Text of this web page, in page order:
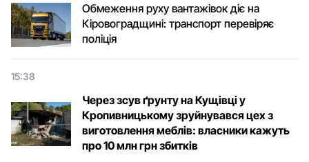
Обмеження руху вантажівок діє на
Кіровоградщині: транспорт перевіряє
поліція
15:38
Через зсув ґрунту на Кущівці у
Кропивницькому зруйнувався цех з
виготовлення меблів: власники кажуть
про 10 млн грн збитків